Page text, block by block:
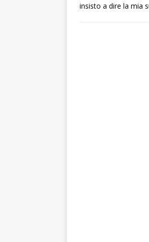
insisto a dire la mia